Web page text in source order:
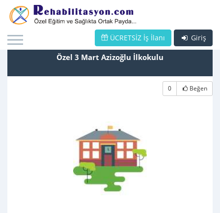
Giriş
ÜCRETSİZ İş İlanı
Özel 3 Mart Azizoğlu İlkokulu
0 Beğen